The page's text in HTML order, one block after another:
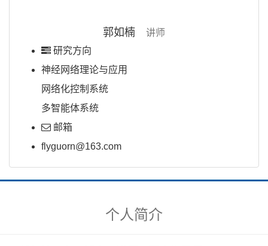
郭如楠 讲师
研究方向
神经网络理论与应用
网络化控制系统
多智能体系统
邮箱
flyguorn@163.com
个人简介